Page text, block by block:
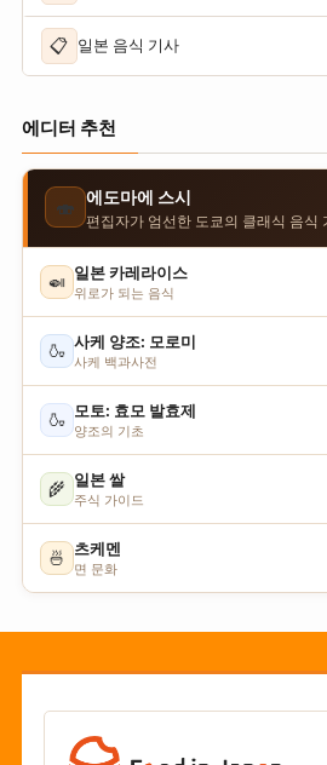
📋 일본 음식 기사
에디터 추천
🍣 에도마에 스시
편집자가 엄선한 도쿄의 클래식 음식
🍛 일본 카레라이스
위로가 되는 음식
🍶 사케 양조: 모로미
사케 백과사전
🍶 모토: 효모 발효제
양조의 기초
🌾 일본 쌀
주식 가이드
🍜 츠케멘
면 문화